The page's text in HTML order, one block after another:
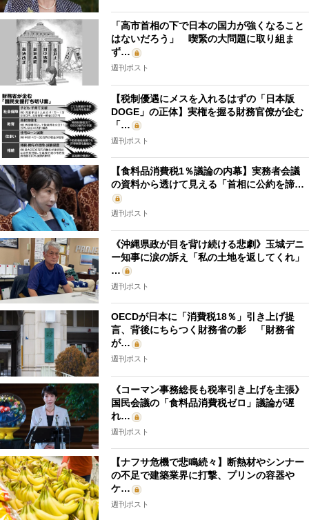
「高市首相の下で日本の国力が強くなること
はないだろう」 喫緊の大問題に取り組ま
ず…
週刊ポスト
【税制優遇にメスを入れるはずの「日本版
DOGE」の正体】実権を握る財務官僚が企む
「…
週刊ポスト
【食料品消費税1％議論の内幕】実務者会議
の資料から透けて見える「首相に公約を諦…
週刊ポスト
《沖縄県政が目を背け続ける悲劇》玉城デニ
ー知事に涙の訴え「私の土地を返してくれ」
…
週刊ポスト
OECDが日本に「消費税18％」引き上げ提
言、背後にちらつく財務省の影 「財務省
が…
週刊ポスト
《コーマン事務総長も税率引き上げを主張》
国民会議の「食料品消費税ゼロ」議論が遅
れ…
週刊ポスト
【ナフサ危機で悲鳴続々】断熱材やシンナー
の不足で建築業界に打撃、プリンの容器や
ケ…
週刊ポスト